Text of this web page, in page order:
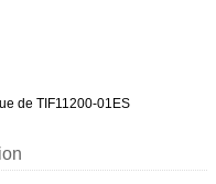
de TIF11200-01ES